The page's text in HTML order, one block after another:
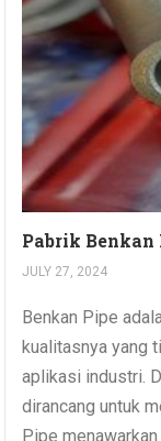
Pabrik
JULY 27, 2024
Benkan Pipe
kualitasnya yang
aplikasi industri.
dirancang untuk
Pipe